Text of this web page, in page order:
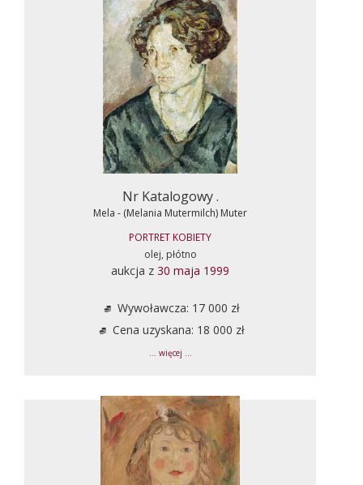
Nr Katalogowy .
Mela - (Melania Mutermilch) Muter
PORTRET KOBIETY
olej, płótno
aukcja z 30 maja 1999
Wywoławcza: 17 000 zł
Cena uzyskana: 18 000 zł
... więcej ...